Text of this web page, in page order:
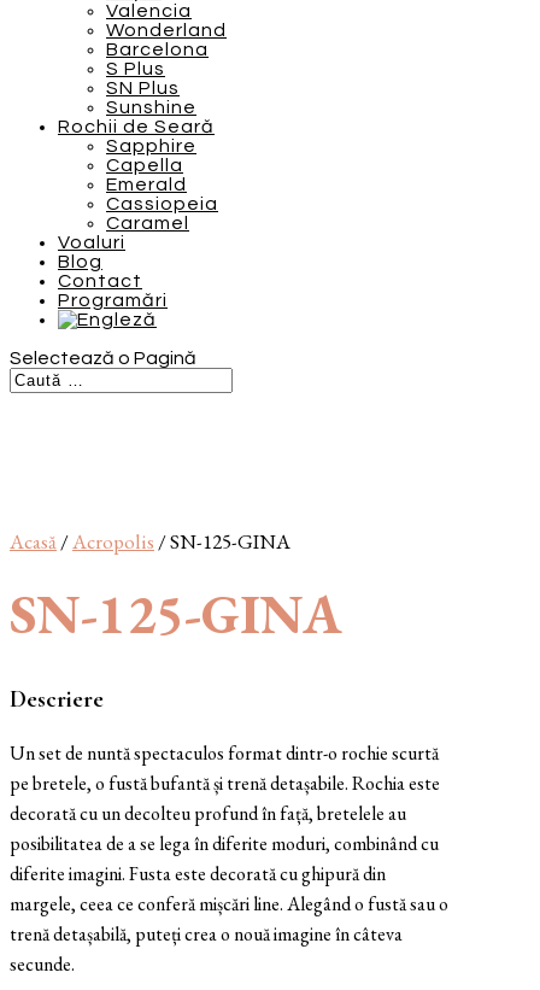
Valencia
Wonderland
Barcelona
S Plus
SN Plus
Sunshine
Rochii de Seară
Sapphire
Capella
Emerald
Cassiopeia
Caramel
Voaluri
Blog
Contact
Programări
Selectează o Pagină
Acasă/Acropolis / SN-125-GINA
SN-125-GINA
Descriere
Un set de nuntă spectaculos format dintr-o rochie scurtă
pe bretele, o fustă bufantă și trenă detașabile. Rochia este
decorată cu un decolteu profund în față, bretelele au
posibilitatea de a se lega în diferite moduri, combinând cu
diferite imagini. Fusta este decorată cu ghipură din
margele, ceea ce conferă mișcări line. Alegând o fustă sau o
trenă detașabilă, puteți crea o nouă imagine în câteva
secunde.